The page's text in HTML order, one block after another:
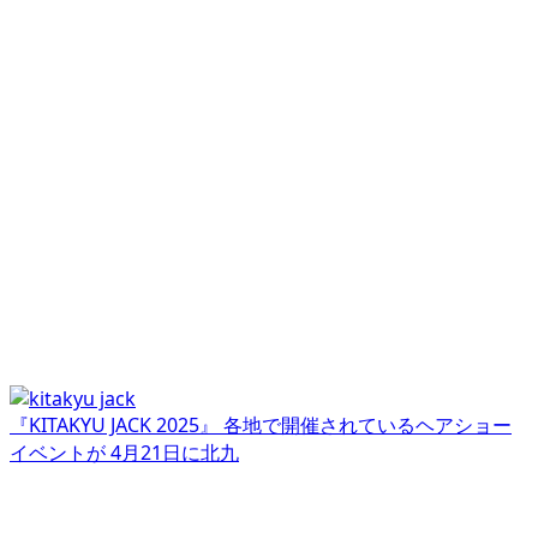
『KITAKYU JACK 2025』 各地で開催されているヘアショー
イベントが 4月21日に北九